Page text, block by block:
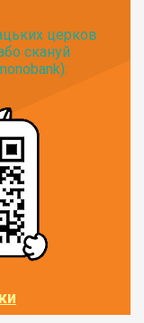
церков
скануй